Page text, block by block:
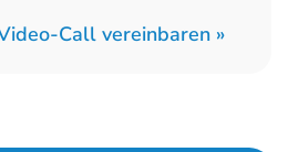
Call vereinbaren »